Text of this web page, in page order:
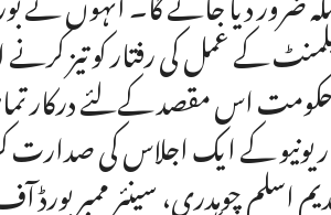
کے عمل کی رفتار کو تیز
اس مقصد کےلئے درکار
کے ایک اجلاس کی صدارت
چوہدری، سینئر ممبر بورڈ